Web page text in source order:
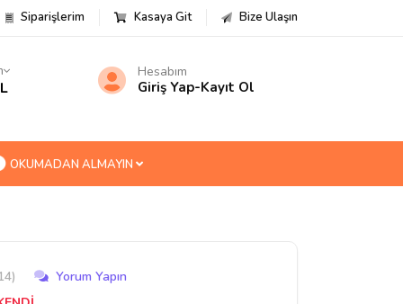
Siparişlerim Kasaya Git Bize Ulaşın
Hesabım
Giriş Yap-Kayıt Ol
OKUMADAN ALMAYIN
Yorum Yapın